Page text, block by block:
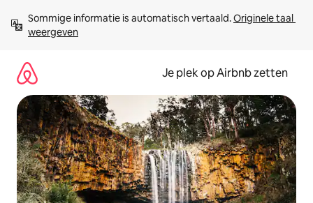
direct
naar
Sommige informatie is automatisch vertaald. Originele taal
weergeven
Je plek op Airbnb zetten